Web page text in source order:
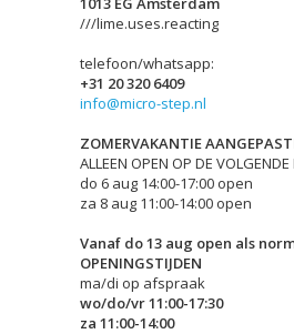
///lime.uses.reacting
telefoon/whatsapp:
+31 20 320 6409
info@micro-step.nl
ZOMERVAKANTIE
ALLEEN OPEN OP DE VOLGENDE
do 6 aug 14:00-17:00 open
za 8 aug 11:00-14:00 open
Vanaf do 13 aug open als
OPENINGSTIJDEN
ma/di op afspraak
wo/do/vr 11:00-17:30
za 11:00-14:00